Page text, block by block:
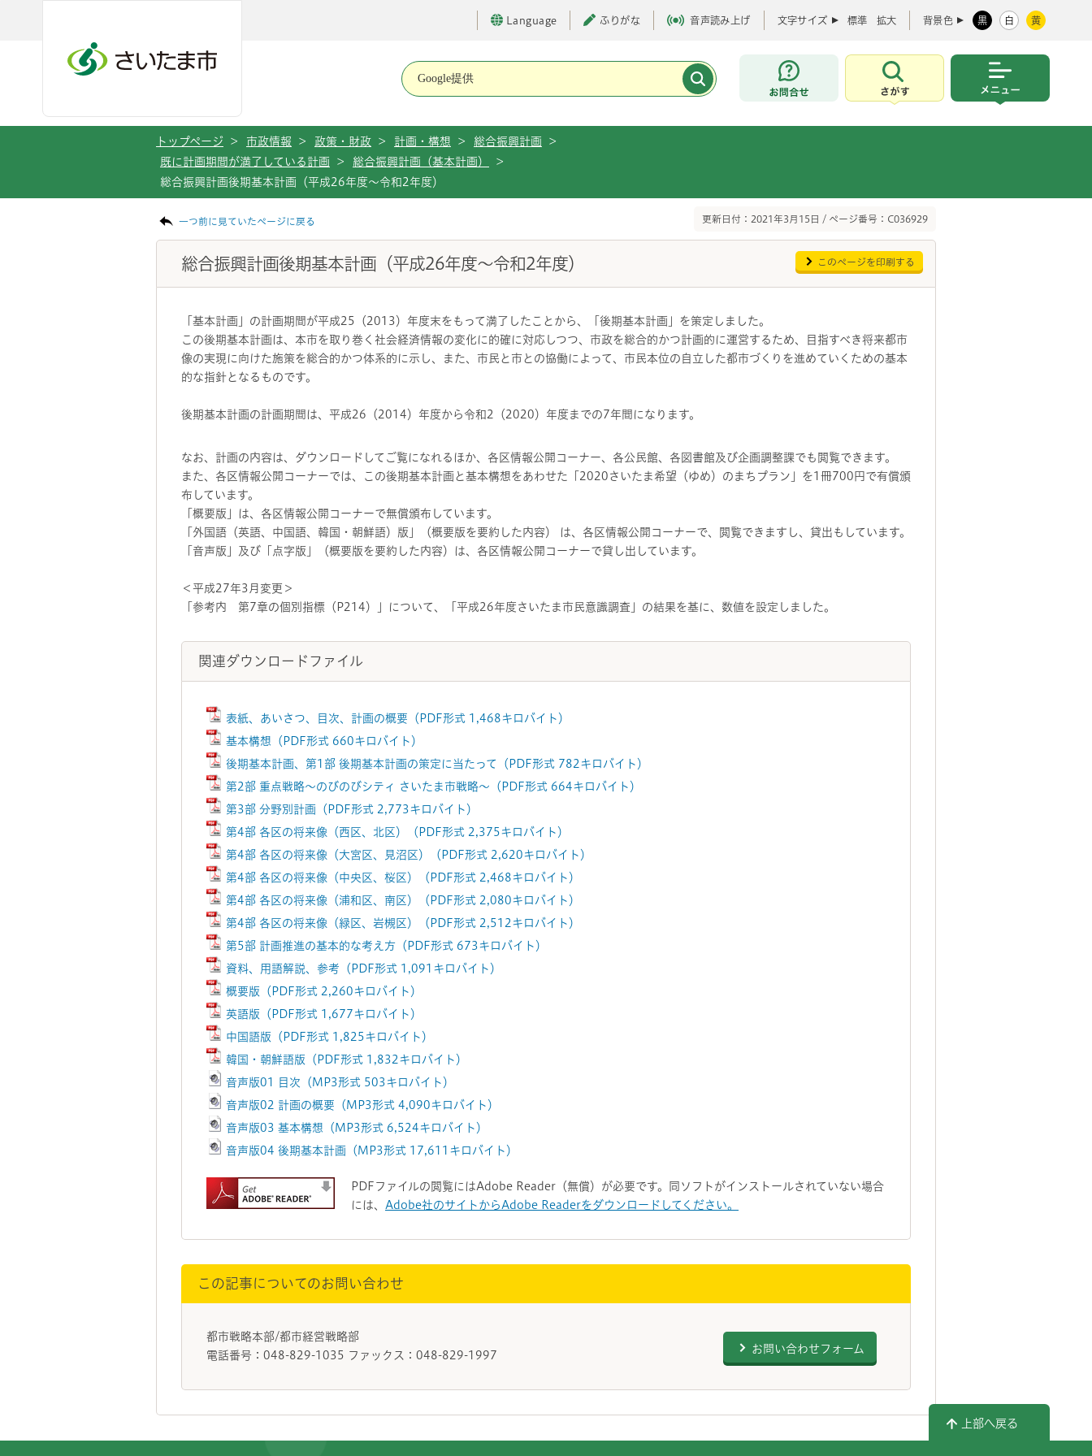
Language ふりがな 音声読み上げ 文字サイズ 標準 拡大 背景色 黒 白 黄
お問合せ
さがす
トップページ > 市政情報 > 政策・財政 > 計画・構想 > 総合振興計画
>
既に計画期間が満了している計画
> 総合振興計画（基本計画）
>
総合振興計画後期基本計画（平成26年度～令和2年度）
一つ前に見ていたページに戻る 更新日付：2021年3月15日 / ページ番号：C036929
総合振興計画後期基本計画（平成26年度～令和2年度） このページを印刷する
「基本計画」の計画期間が平成25（2013）年度末をもって満了したことから、「後期基本計画」を策定しました。
この後期基本計画は、本市を取り巻く社会経済情報の変化に的確に対応しつつ、市政を総合的かつ計画的に運営するため、目指すべき将来都市
像の実現に向けた施策を総合的かつ体系的に示し、また、市民と市との協働によって、市民本位の自立した都市づくりを進めていくための基本
的な指針となるものです。
後期基本計画の計画期間は、平成26（2014）年度から令和2（2020）年度までの7年間になります。
なお、計画の内容は、ダウンロードしてご覧になれるほか、各区情報公開コーナー、各公民館、各図書館及び企画調整課でも閲覧できます。
また、各区情報公開コーナーでは、この後期基本計画と基本構想をあわせた「2020さいたま希望（ゆめ）のまちプラン」を1冊700円で有償頒
布しています。
「概要版」は、各区情報公開コーナーで無償頒布しています。
「外国語（英語、中国語、韓国・朝鮮語）版」（概要版を要約した内容） は、各区情報公開コーナーで、閲覧できますし、貸出もしています。
「音声版」及び「点字版」（概要版を要約した内容）は、各区情報公開コーナーで貸し出しています。
＜平成27年3月変更＞
「参考内 第7章の個別指標（P214）」について、「平成26年度さいたま市民意識調査」の結果を基に、数値を設定しました。
関連ダウンロードファイル
表紙、あいさつ、目次、計画の概要（PDF形式 1,468キロバイト）
基本構想（PDF形式 660キロバイト）
後期基本計画、第1部 後期基本計画の策定に当たって（PDF形式 782キロバイト）
第2部 重点戦略～のびのびシティ さいたま市戦略～（PDF形式 664キロバイト）
第3部 分野別計画（PDF形式 2,773キロバイト）
第4部 各区の将来像（西区、北区）（PDF形式 2,375キロバイト）
第4部 各区の将来像（大宮区、見沼区）（PDF形式 2,620キロバイト）
第4部 各区の将来像（中央区、桜区）（PDF形式 2,468キロバイト）
第4部 各区の将来像（浦和区、南区）（PDF形式 2,080キロバイト）
第4部 各区の将来像（緑区、岩槻区）（PDF形式 2,512キロバイト）
第5部 計画推進の基本的な考え方（PDF形式 673キロバイト）
資料、用語解説、参考（PDF形式 1,091キロバイト）
概要版（PDF形式 2,260キロバイト）
英語版（PDF形式 1,677キロバイト）
中国語版（PDF形式 1,825キロバイト）
韓国・朝鮮語版（PDF形式 1,832キロバイト）
音声版01 目次（MP3形式 503キロバイト）
音声版02 計画の概要（MP3形式 4,090キロバイト）
音声版03 基本構想（MP3形式 6,524キロバイト）
音声版04 後期基本計画（MP3形式 17,611キロバイト）
PDFファイルの閲覧にはAdobe Reader（無償）が必要です。同ソフトがインストールされていない場合
には、 Adobe社のサイトからAdobe Readerをダウンロードしてください。
この記事についてのお問い合わせ
都市戦略本部/都市経営戦略部
電話番号：048-829-1035 ファックス：048-829-1997
お問い合わせフォーム
上部へ戻る